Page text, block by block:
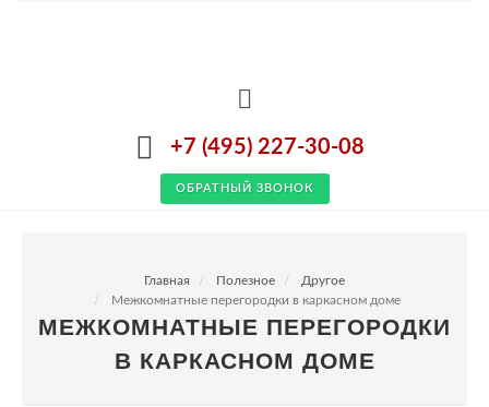
+7 (495) 227-30-08
ОБРАТНЫЙ ЗВОНОК
Главная Полезное
Другое
Межкомнатные перегородки в каркасном доме
МЕЖКОМНАТНЫЕ ПЕРЕГОРОДКИ
В КАРКАСНОМ ДОМЕ